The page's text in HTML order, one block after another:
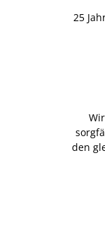
25
den